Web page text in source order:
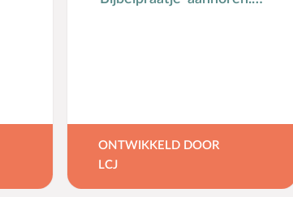
ONTWIKKELD DOOR
LCJ